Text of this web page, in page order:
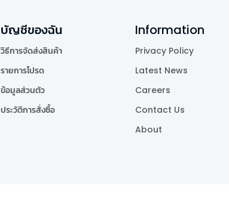
บัญชีของฉัน
วิธีการจัดส่งสินค้า
รายการโปรด
ข้อมูลส่วนตัว
ประวัติการสั่งซื้อ
Information
Privacy Policy
Latest News
Careers
Contact Us
About